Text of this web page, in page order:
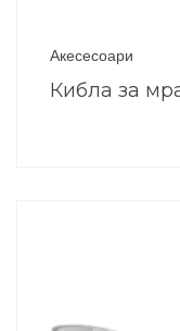
Акесесоари
Кибла за